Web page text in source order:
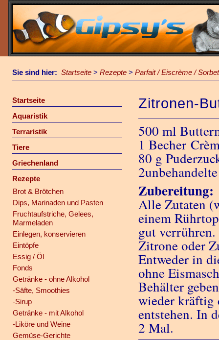
Sie sind hier: Startseite > Rezepte > Parfait / Eiscrème / Sorbet
Startseite
Aquaristik
Terraristik
Tiere
Griechenland
Rezepte
Brot & Brötchen
Dips, Marinaden und Pasten
Fruchtaufstriche, Gelees,
Marmeladen
Einlegen, konservieren
Eintöpfe
Essig / Öl
Fonds
Getränke - ohne Alkohol
-Säfte, Smoothies
-Sirup
Getränke - mit Alkohol
-Liköre und Weine
Gemüse-Gerichte
Zitronen-
500 ml
1 Becher
80 g
Zubereitung:
Alle Zutaten
einem
gut verrühren.
Zitrone oder
Entweder in
ohne
Behälter
wieder kräftig
entstehen. In
2 Mal.